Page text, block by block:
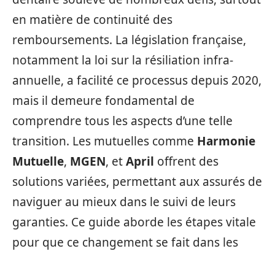
en matière de continuité des
remboursements. La législation française,
notamment la loi sur la résiliation infra-
annuelle, a facilité ce processus depuis 2020,
mais il demeure fondamental de
comprendre tous les aspects d’une telle
transition. Les mutuelles comme Harmonie
Mutuelle, MGEN, etApril offrent des
solutions variées, permettant aux assurés de
naviguer au mieux dans le suivi de leurs
garanties. Ce guide aborde les étapes vitale
pour que ce changement se fait dans les